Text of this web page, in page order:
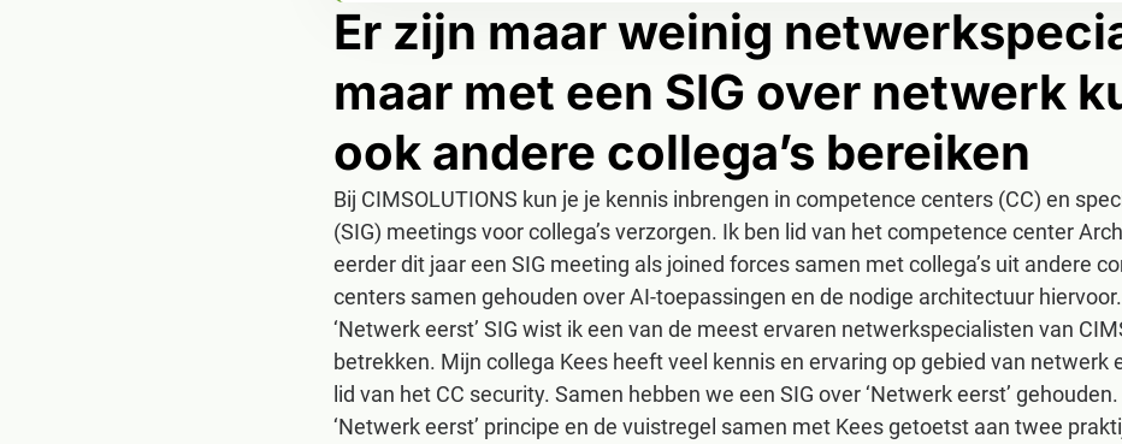
Er zijn maar weinig
maar met een SIG over netwerk
ook andere collega’s bereiken
Bij CIMSOLUTIONS kun je je kennis inbrengen in competence centers (CC) en
(SIG) meetings voor collega’s verzorgen. Ik ben lid van het competence center
eerder dit jaar een SIG meeting als joined forces samen met collega’s uit andere
centers samen gehouden over AI-toepassingen en de nodige architectuur
‘Netwerk eerst’ SIG wist ik een van de meest ervaren netwerkspecialisten van
betrekken. Mijn collega Kees heeft veel kennis en ervaring op gebied van netwerk
lid van het CC security. Samen hebben we een SIG over ‘Netwerk eerst’
‘Netwerk eerst’ principe en de vuistregel samen met Kees getoetst aan twee